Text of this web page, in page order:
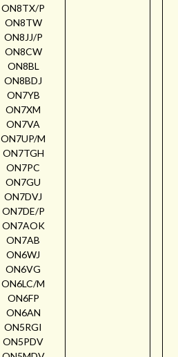
ON8TX/P
ON8TW
ON8JJ/P
ON8CW
ON8BL
ON8BDJ
ON7YB
ON7XM
ON7VA
ON7UP/M
ON7TGH
ON7PC
ON7GU
ON7DVJ
ON7DE/P
ON7AOK
ON7AB
ON6WJ
ON6VG
ON6LC/M
ON6FP
ON6AN
ON5RGI
ON5PDV